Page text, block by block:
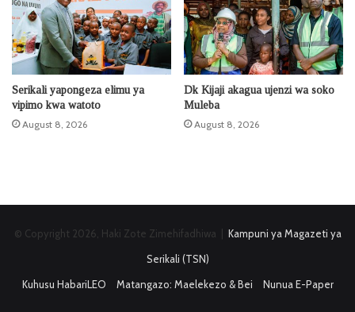
Serikali yapongeza elimu ya
vipimo kwa watoto
August 8, 2026
Dk Kijaji akagua ujenzi wa soko
Muleba
August 8, 2026
© Copyright 2026, Haki Zote Zimehifadhiwa | Kampuni ya Magazeti ya
Serikali (TSN)
Kuhusu HabariLEO
Matangazo: Maelekezo & Bei Nunua E-Paper